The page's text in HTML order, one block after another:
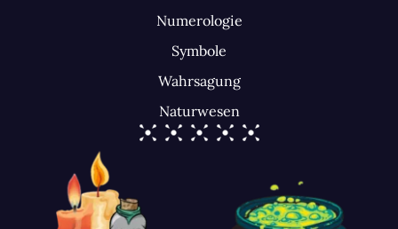
Numerologie
Symbole
Wahrsagung
Naturwesen